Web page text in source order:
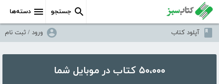
دسته‌ها جستجو
آپلود کتاب ورود / ثبت نام
۵۰،۰۰۰ کتاب در موبایل شما